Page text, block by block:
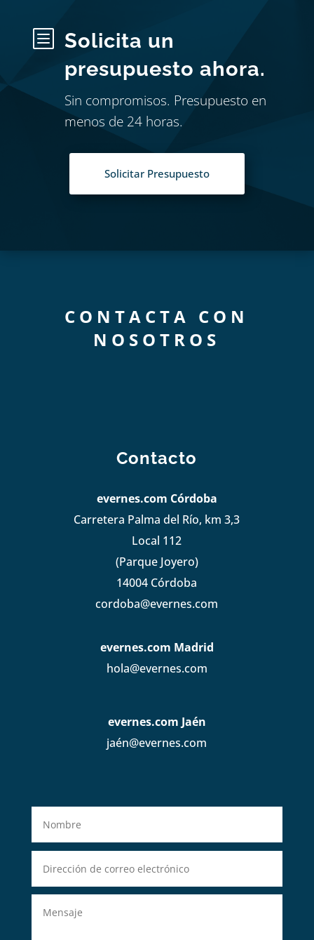
b
Solicita un
presupuesto ahora.
Sin compromisos. Presupuesto en
menos de 24 horas.
Solicitar Presupuesto
CONTACTA CON
NOSOTROS
Contacto
evernes.com Córdoba
Carretera Palma del Río, km 3,3
Local 112
(Parque Joyero)
14004 Córdoba
cordoba@evernes.com
evernes.com Madrid
hola@evernes.com
evernes.com Jaén
jaén@evernes.com